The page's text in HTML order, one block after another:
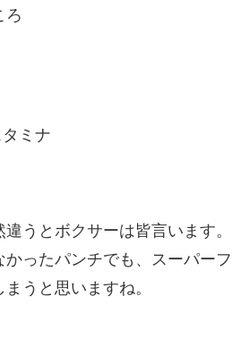
ろ
ミナ
うとボクサーは皆言います。
かったパンチでも、スーパーフ
うと思いますね。